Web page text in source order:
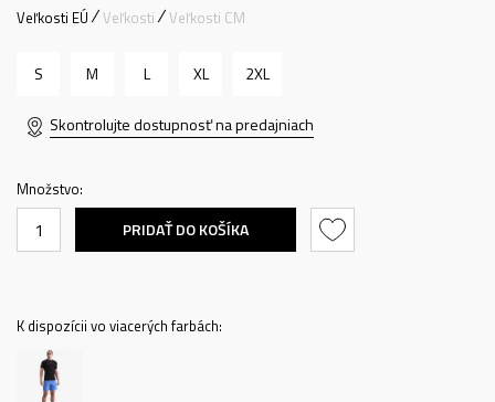
Veľkosti EÚ Veľkosti Veľkosti CM
S M L XL 2XL
Skontrolujte dostupnosť na predajniach
Množstvo:
PRIDAŤ DO KOŠÍKA
K dispozícii vo viacerých farbách: